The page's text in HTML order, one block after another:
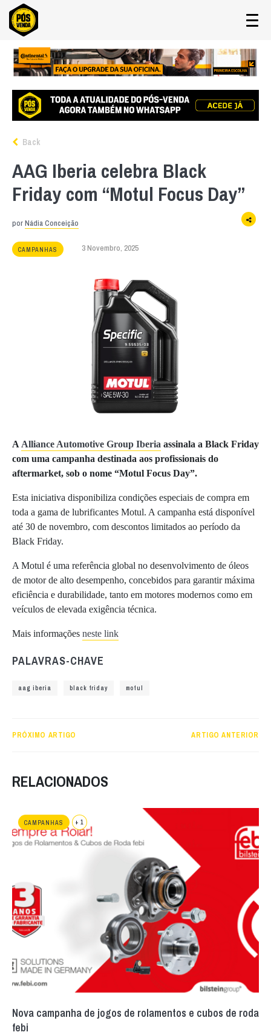
Back
AAG Iberia celebra Black
Friday com “Motul Focus Day”
porNádia Conceição
CAMPANHAS 3 Novembro, 2025
A Alliance Automotive Group Iberia assinala a Black Friday
com uma campanha destinada aos profissionais do
aftermarket, sob o nome “Motul Focus Day”.
Esta iniciativa disponibiliza condições especiais de compra em
toda a gama de lubrificantes Motul. A campanha está disponível
até 30 de novembro, com descontos limitados ao período da
Black Friday.
A Motul é uma referência global no desenvolvimento de óleos
de motor de alto desempenho, concebidos para garantir máxima
eficiência e durabilidade, tanto em motores modernos como em
veículos de elevada exigência técnica.
Mais informações neste link
PALAVRAS-CHAVE
aag iberia black friday motul
PRÓXIMO ARTIGO ARTIGO ANTERIOR
RELACIONADOS
CAMPANHAS + 1
Nova campanha de jogos de rolamentos e cubos de roda
febi